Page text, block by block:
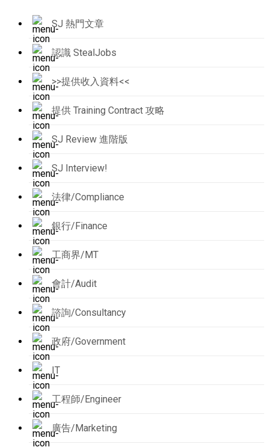
SJ 熱門文章
認識 StealJobs
>>提供收入資料<<
提供 Training Contract 攻略
SJ Review 進階版
SJ Interview!
法律/Compliance
銀行/Finance
工商界/MT
會計/Audit
諮詢/Consultancy
政府/Government
IT
工程師/Engineer
廣告/Marketing